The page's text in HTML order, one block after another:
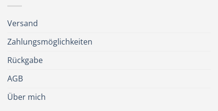
Versand
Zahlungsmöglichkeiten
Rückgabe
AGB
Über mich